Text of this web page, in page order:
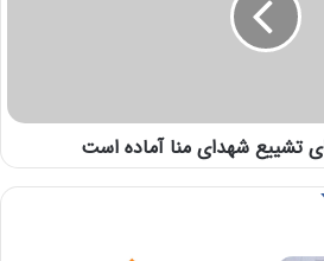
تشییع شهدای منا آماده است